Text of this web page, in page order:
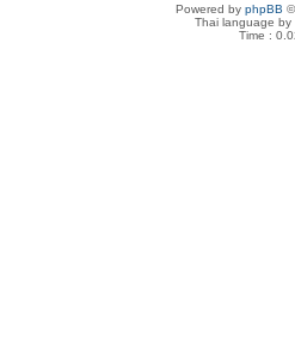
Powered by phpBB
Thai language by
Time :